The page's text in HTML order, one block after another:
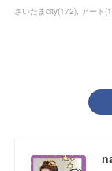
さいたまcity(172) アート (